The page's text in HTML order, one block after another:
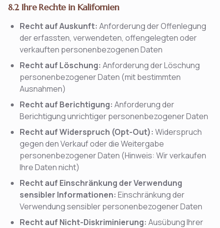
8.2 Ihre Rechte in Kalifornien
Recht auf Auskunft: Anforderung der Offenlegung
der erfassten, verwendeten, offengelegten oder
verkauften personenbezogenen Daten
Recht auf Löschung: Anforderung der Löschung
personenbezogener Daten (mit bestimmten
Ausnahmen)
Recht auf Berichtigung: Anforderung der
Berichtigung unrichtiger personenbezogener Daten
Recht auf Widerspruch (Opt-Out): Widerspruch
gegen den Verkauf oder die Weitergabe
personenbezogener Daten (Hinweis: Wir verkaufen
Ihre Daten nicht)
Recht auf Einschränkung der Verwendung
sensibler Informationen: Einschränkung der
Verwendung sensibler personenbezogener Daten
Recht auf Nicht-Diskriminierung: Ausübung Ihrer